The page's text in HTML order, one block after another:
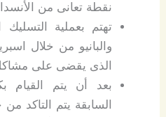
نقطة تعانى من
تهتم بعملية
والبانيو من خلال
الذى يقضى على
بعد أن يتم
السابقة يتم التاكد